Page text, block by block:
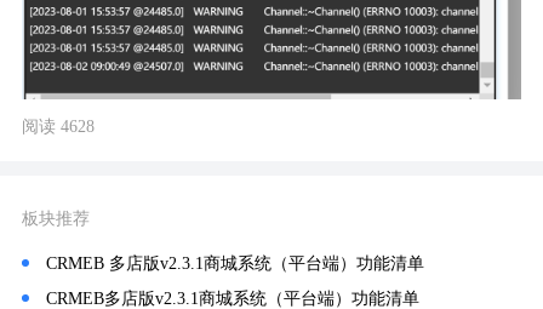
阅读 4628
板块推荐
CRMEB 多店版v2.3.1商城系统（平台端）功能清单
CRMEB多店版v2.3.1商城系统（平台端）功能清单